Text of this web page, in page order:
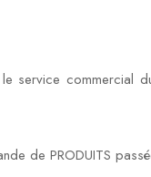
service commercial
de PRODUITS